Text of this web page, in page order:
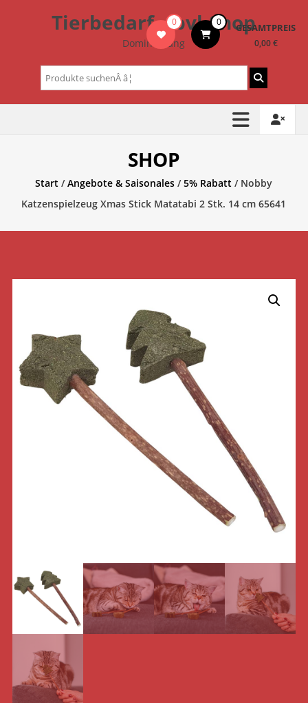
Tierbedarf – bvl-Shop
Dominik Lang
0 0 GESAMTPREIS
0,00 €
Suchen
nach:
SHOP
Start /Angebote & Saisonales /5% Rabatt / Nobby
Katzenspielzeug Xmas Stick Matatabi 2 Stk. 14 cm 65641